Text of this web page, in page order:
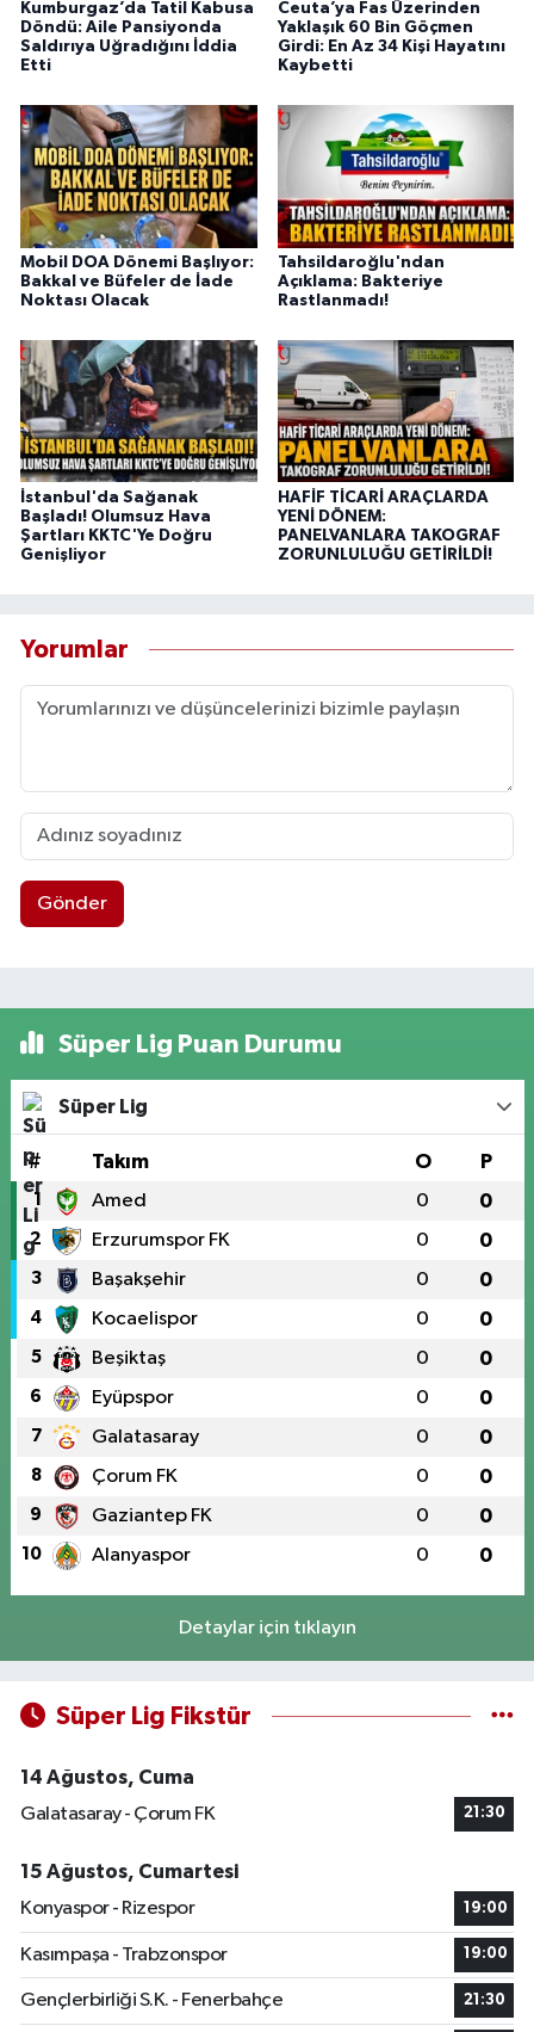
Kumburgaz’da Tatil Kabusa
Döndü: Aile Pansiyonda
Saldırıya Uğradığını İddia
Etti
Ceuta’ya Fas Üzerinden
Yaklaşık 60 Bin Göçmen
Girdi: En Az 34 Kişi Hayatını
Kaybetti
Mobil DOA Dönemi Başlıyor:
Bakkal ve Büfeler de İade
Noktası Olacak
Tahsildaroğlu'ndan
Açıklama: Bakteriye
Rastlanmadı!
İstanbul'da Sağanak
Başladı! Olumsuz Hava
Şartları KKTC'Ye Doğru
Genişliyor
HAFİF TİCARİ ARAÇLARDA
YENİ DÖNEM:
PANELVANLARA TAKOGRAF
ZORUNLULUĞU GETİRİLDİ!
Yorumlar
Gönder
Süper Lig Puan Durumu
Süper Lig
# Takım O P
1 Amed 0 0
2 Erzurumspor FK 0 0
3 Başakşehir 0 0
4 Kocaelispor 0 0
5 Beşiktaş 0 0
6 Eyüpspor 0 0
7 Galatasaray 0 0
8 Çorum FK 0 0
9 Gaziantep FK 0 0
10 Alanyaspor 0 0
Detaylar için tıklayın
Süper Lig Fikstür
14 Ağustos, Cuma
Galatasaray - Çorum FK
21:30
15 Ağustos, Cumartesi
Konyaspor - Rizespor
19:00
Kasımpaşa - Trabzonspor 19:00
Gençlerbirliği S.K. - Fenerbahçe 21:30